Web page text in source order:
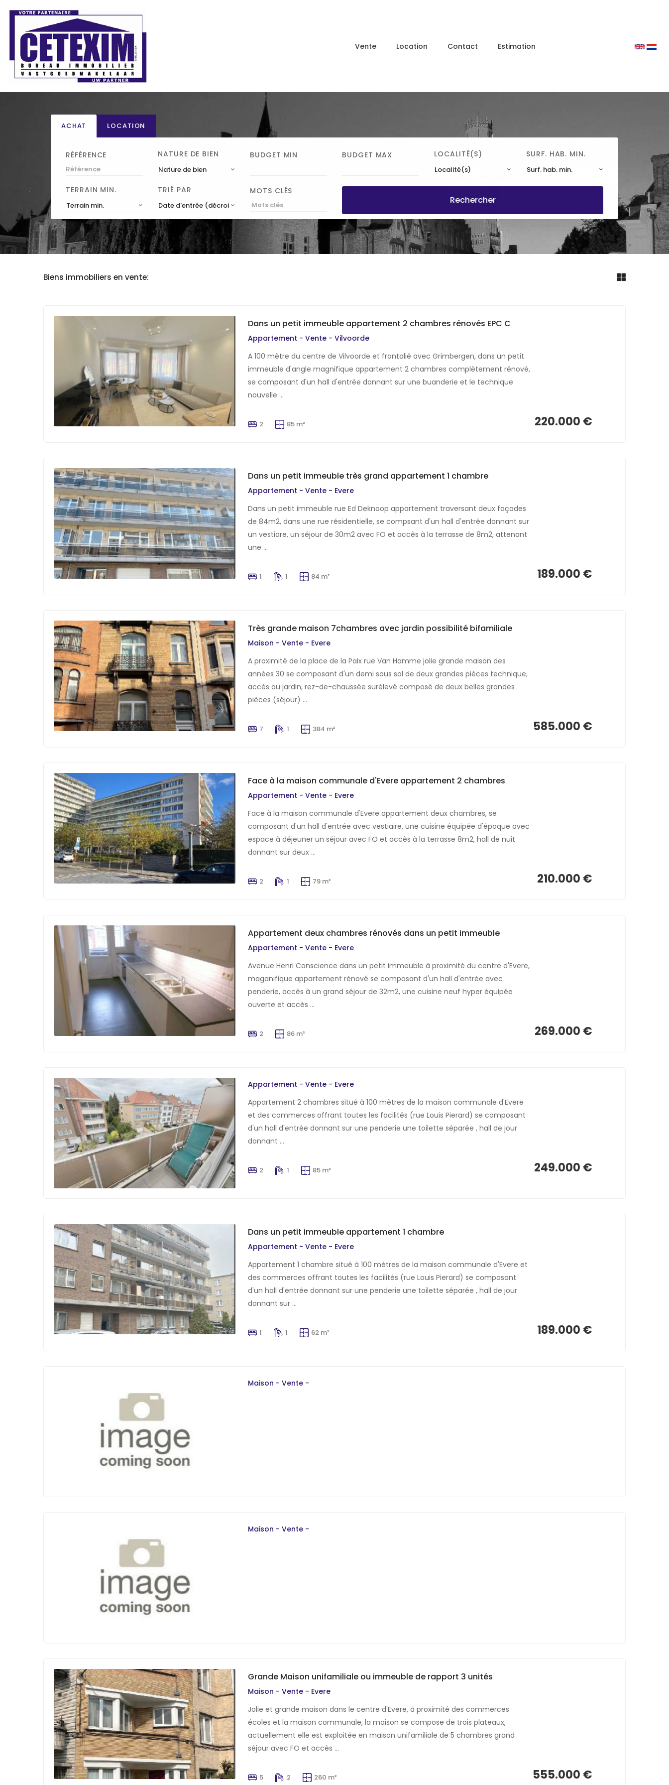
Vente Location Contact Estimation
ACHAT LOCATION
RÉFÉRENCE NATURE DE BIEN
Nature de bien
BUDGET MIN BUDGET MAX LOCALITÉ(S)
Localité(s)
SURF. HAB. MIN.
Surf. hab. min.
TERRAIN MIN.
Terrain min.
TRIÉ PAR
Date d'entrée (décroissant)
MOTS CLÉS
Rechercher
Biens immobiliers en vente:
Dans un petit immeuble appartement 2 chambres rénovés EPC C
Appartement - Vente - Vilvoorde
A 100 mètre du centre de Vilvoorde et frontalié avec Grimbergen, dans un petit
immeuble d'angle magnifique appartement 2 chambres complètement rénové,
se composant d'un hall d'entrée donnant sur une buanderie et le technique
nouvelle ...
2 85 m² 220.000 €
Dans un petit immeuble très grand appartement 1 chambre
Appartement - Vente - Evere
Dans un petit immeuble rue Ed Deknoop appartement traversant deux façades
de 84m2, dans une rue résidentielle, se compsant d'un hall d'entrée donnant sur
un vestiare, un séjour de 30m2 avec FO et accès à la terrasse de 8m2, attenant
une ...
1 1 84 m² 189.000 €
Très grande maison 7chambres avec jardin possibilité bifamiliale
Maison - Vente - Evere
A proximité de la place de la Paix rue Van Hamme jolie grande maison des
années 30 se composant d'un demi sous sol de deux grandes pièces technique,
accès au jardin, rez-de-chaussée surélevé composé de deux belles grandes
pièces (séjour) ...
7 1 384 m² 585.000 €
Face à la maison communale d'Evere appartement 2 chambres
Appartement - Vente - Evere
Face à la maison communale d'Evere appartement deux chambres, se
composant d'un hall d'entrée avec vestiaire, une cuisine équipée d'époque avec
espace à déjeuner un séjour avec FO et accès à la terrasse 8m2, hall de nuit
donnant sur deux ...
2 1 79 m² 210.000 €
Appartement deux chambres rénovés dans un petit immeuble
Appartement - Vente - Evere
Avenue Henri Conscience dans un petit immeuble à proximité du centre d'Evere,
maganifique appartement rénové se composant d'un hall d'entrée avec
penderie, accès à un grand séjour de 32m2, une cuisine neuf hyper équipée
ouverte et accès ...
2 86 m² 269.000 €
Appartement - Vente - Evere
Appartement 2 chambres situé à 100 mètres de la maison communale d'Evere
et des commerces offrant toutes les facilités (rue Louis Pierard) se composant
d'un hall d'entrée donnant sur une penderie une toilette séparée , hall de jour
donnant ...
2 1 85 m² 249.000 €
Dans un petit immeuble appartement 1 chambre
Appartement - Vente - Evere
Appartement 1 chambre situé à 100 mètres de la maison communale d'Evere et
des commerces offrant toutes les facilités (rue Louis Pierard) se composant
d'un hall d'entrée donnant sur une penderie une toilette séparée , hall de jour
donnant sur ...
1 1 62 m² 189.000 €
Maison - Vente -
Maison - Vente -
Grande Maison unifamiliale ou immeuble de rapport 3 unités
Maison - Vente - Evere
Jolie et grande maison dans le centre d'Evere, à proximité des commerces
écoles et la maison communale, la maison se compose de trois plateaux,
actuellement elle est exploitée en maison unifamiliale de 5 chambres grand
séjour avec FO et accès ...
5 2 260 m² 555.000 €